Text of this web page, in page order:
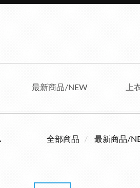
最新商品/NEW 上
全部商品 最新商品/